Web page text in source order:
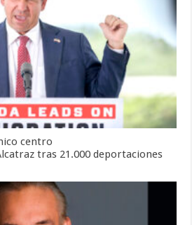
centro
tras 21.000 deportaciones